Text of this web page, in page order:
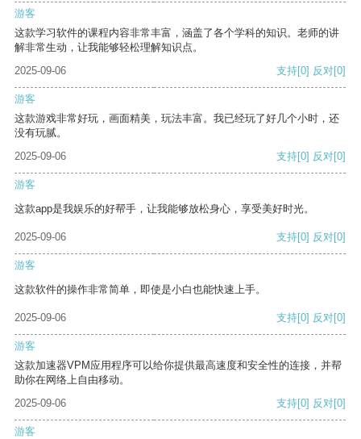
游客
这款学习软件的课程内容非常丰富，涵盖了各个学科的知识。老师的讲
解非常生动，让我能够轻松理解知识点。
2025-09-06
支持[0] 反对[0]
游客
这款游戏非常好玩，画面精美，玩法丰富。我已经玩了好几个小时，还
没有玩腻。
2025-09-06
支持[0] 反对[0]
游客
这款app是我娱乐的好帮手，让我能够放松身心，享受美好时光。
2025-09-06 支持[0] 反对[0]
游客
这款软件的操作非常简单，即使是小白也能快速上手。
2025-09-06 支持[0] 反对[0]
游客
这款加速器VPM应用程序可以给你提供最高速度和安全性的连接，并帮
助你在网络上自由移动。
2025-09-06
支持[0] 反对[0]
游客